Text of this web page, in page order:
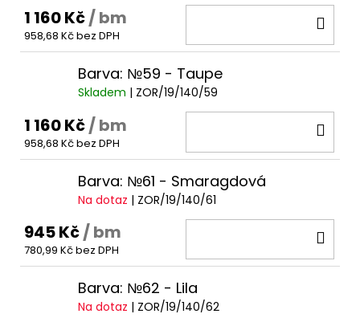
1 160 Kč/ bm
958,68 Kč bez DPH
Barva: №59 - Taupe
Skladem | ZOR/19/140/59
1 160 Kč/ bm
958,68 Kč bez DPH
Barva: №61 - Smaragdová
Na dotaz | ZOR/19/140/61
945 Kč/ bm
780,99 Kč bez DPH
Barva: №62 - Lila
Na dotaz | ZOR/19/140/62